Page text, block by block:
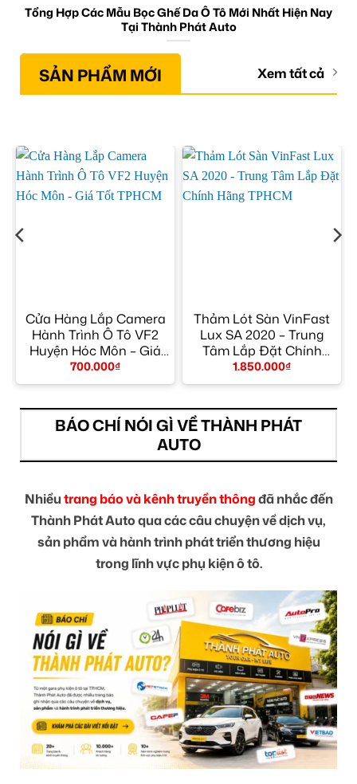
Tổng Hợp Các Mẫu Bọc Ghế Da Ô Tô Mới Nhất Hiện Nay
Tại Thành Phát Auto
SẢN PHẨM MỚI Xem tất cả
Cửa Hàng Lắp Camera
Hành Trình Ô Tô VF2
Huyện Hóc Môn – Giá
Tốt TPHCM
700.000₫
Thảm Lót Sàn VinFast
Lux SA 2020 – Trung
Tâm Lắp Đặt Chính
Hãng TPHCM
1.850.000₫
BÁO CHÍ NÓI GÌ VỀ THÀNH PHÁT
AUTO
Nhiềutrang báo và kênh truyền thôngđã nhắc đến
Thành Phát Auto qua các câu chuyện về dịch vụ,
sản phẩm và hành trình phát triển thương hiệu
trong lĩnh vực phụ kiện ô tô.